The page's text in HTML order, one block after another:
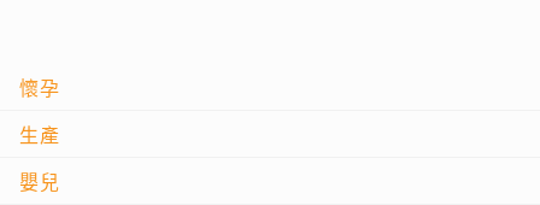
懷孕
生產
嬰兒